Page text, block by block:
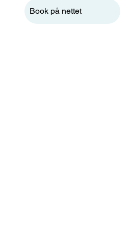
Book på nettet